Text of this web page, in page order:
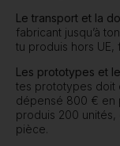
Le transport et la
fabricant jusqu’à
tu produis hors
Les prototypes et
tes prototypes doit
dépensé 800 € en
produis 200
pièce.